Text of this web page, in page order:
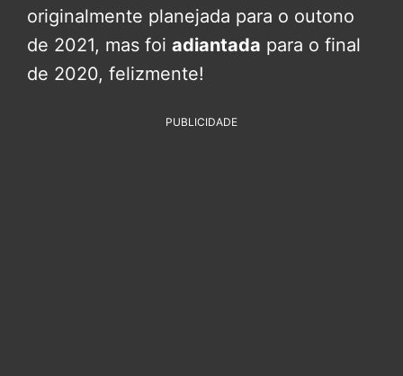
originalmente planejada para o outono
de 2021, mas foi adiantada para o final
de 2020, felizmente!
PUBLICIDADE